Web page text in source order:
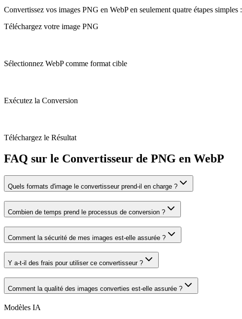
Convertissez vos images PNG en WebP en seulement quatre étapes simples :
Téléchargez votre image PNG
Sélectionnez WebP comme format cible
Exécutez la Conversion
Téléchargez le Résultat
FAQ sur le Convertisseur de PNG en WebP
Quels formats d'image le convertisseur prend-il en charge ?
Combien de temps prend le processus de conversion ?
Comment la sécurité de mes images est-elle assurée ?
Y a-t-il des frais pour utiliser ce convertisseur ?
Comment la qualité des images converties est-elle assurée ?
Modèles IA